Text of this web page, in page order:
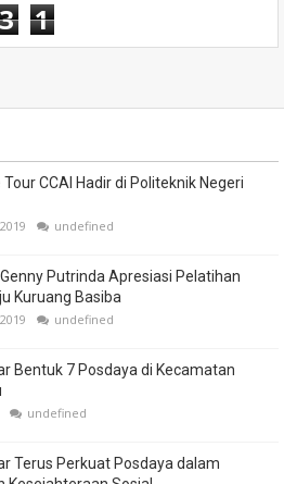
3 1
Tour CCAI Hadir di Politeknik Negeri
undefined
Genny Putrinda Apresiasi Pelatihan
Kuruang Basiba
undefined
Bentuk 7 Posdaya di Kecamatan
undefined
Terus Perkuat Posdaya dalam